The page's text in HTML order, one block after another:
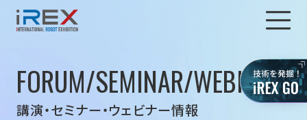
FORUM/SEMINAR/WEBINAR
講演・セミナー・ウェビナー情報